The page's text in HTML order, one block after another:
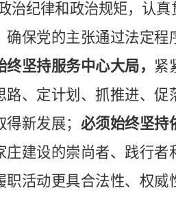
治纪律和政治规矩，认
确保党的主张通过法定程
终坚持服务中心大局， 紧
路、定计划、抓推进、促
得新发展； 必须始终坚持
庄建设的崇尚者、践行者
职活动更具合法性、权威